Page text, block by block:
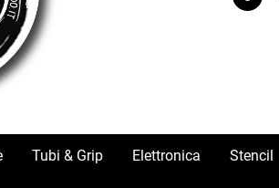
Tubi & Grip Elettronica Stencil